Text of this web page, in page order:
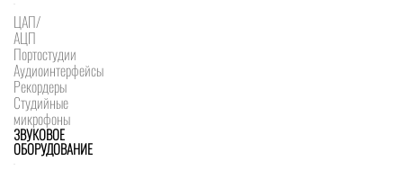
ЦАП/
АЦП
Портостудии
Аудиоинтерфейсы
Рекордеры
Студийные
микрофоны
ЗВУКОВОЕ
ОБОРУДОВАНИЕ